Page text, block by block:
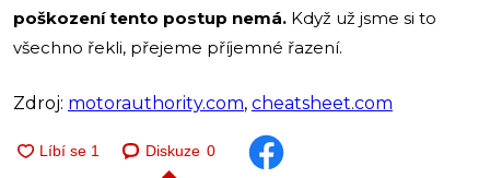
poškození tento postup nemá. Když už jsme si to
všechno řekli, přejeme příjemné řazení.
Zdroj: motorauthority.com, cheatsheet.com
Diskuze 0